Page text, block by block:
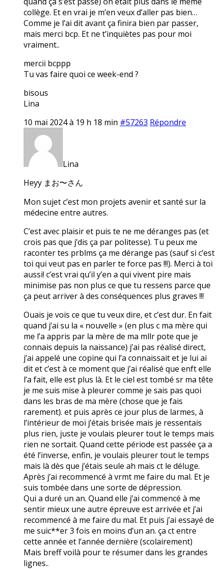
collège. Et en vrai je m’en veux d’aller pas bien…
Comme je l’ai dit avant ça finira bien par passer,
mais merci bcp. Et ne t’inquiètes pas pour moi
vraiment..
mercii bcppp
Tu vas faire quoi ce week-end ?
bisous
Lina
10 mai 2024 à 19 h 18 min #57263 Répondre
Lina
Heyy まお〜さん
Mon sujet c’est mon projets avenir et santé sur la
médecine entre autres.
C’est avec plaisir et puis te ne me déranges pas (et
crois pas que j’dis ça par politesse). Tu peux me
raconter tes prblms ça me dérange pas (sauf si c’est
toi qui veut pas en parler te force pas !!!). Merci à toi
aussi! c’est vrai qu’il y’en a qui vivent pire mais
minimise pas non plus ce que tu ressens parce que
ça peut arriver à des conséquences plus graves !!!
Ouais je vois ce que tu veux dire, et c’est dur. En fait
quand j’ai su la « nouvelle » (en plus c ma mère qui
me l’a appris par la mère de ma mllr pote que je
connais depuis la naissance) j’ai pas réalisé direct,
j’ai appelé une copine qui l’a connaissait et je lui ai
dit et c’est à ce moment que j’ai réalisé que enft elle
l’a fait, elle est plus là. Et le ciel est tombé sr ma tête
je me suis mise à pleurer comme je sais pas quoi
dans les bras de ma mère (chose que je fais
rarement). et puis après ce jour plus de larmes, à
l’intérieur de moi j’étais brisée mais je ressentais
plus rien, juste je voulais pleurer tout le temps mais
rien ne sortait. Quand cette période est passée ça a
été l’inverse, enfin, je voulais pleurer tout le temps
mais là dès que j’étais seule ah mais ct le déluge.
Après j’ai recommencé à vrmt me faire du mal. Et je
suis tombée dans une sorte de dépression.
Qui a duré un an. Quand elle j’ai commencé à me
sentir mieux une autre épreuve est arrivée et j’ai
recommencé à me faire du mal. Et puis j’ai essayé de
me suic**er 3 fois en moins d’un an. ça ct entre
cette année et l’année dernière (scolairement)
Mais breff voilà pour te résumer dans les grandes
lignes..